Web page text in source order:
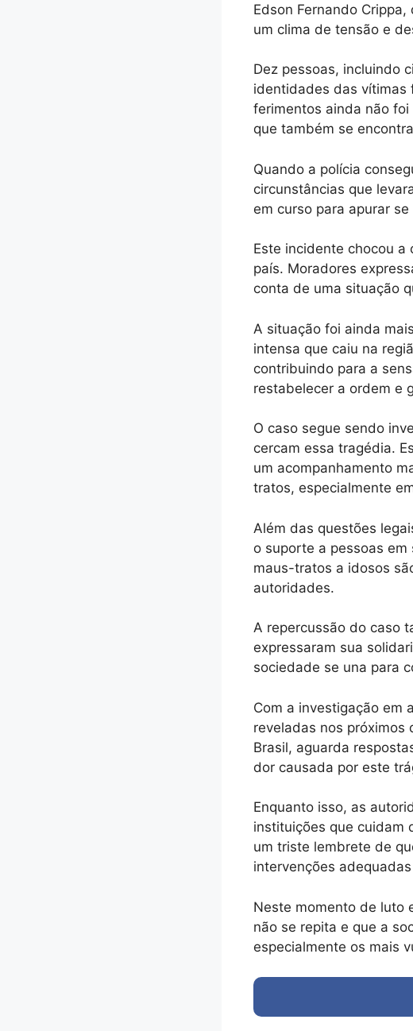
Edson Fernando
um clima de tensão e
Dez pessoas, incluindo
identidades das vítimas
ferimentos ainda não
que também se
Quando a polícia
circunstâncias que
em curso para apurar
Este incidente chocou
país. Moradores
conta de uma situação
A situação foi ainda
intensa que caiu na
contribuindo para a
restabelecer a ordem e
O caso segue sendo
cercam essa tragédia.
um acompanhamento
tratos, especialmente
Além das questões
o suporte a pessoas
maus-tratos a idosos
autoridades.
A repercussão do caso
expressaram sua
sociedade se una para
Com a investigação em
reveladas nos próximos
Brasil, aguarda
dor causada por este
Enquanto isso, as
instituições que cuidam
um triste lembrete de
intervenções
Neste momento de luto
não se repita e que a
especialmente os mais